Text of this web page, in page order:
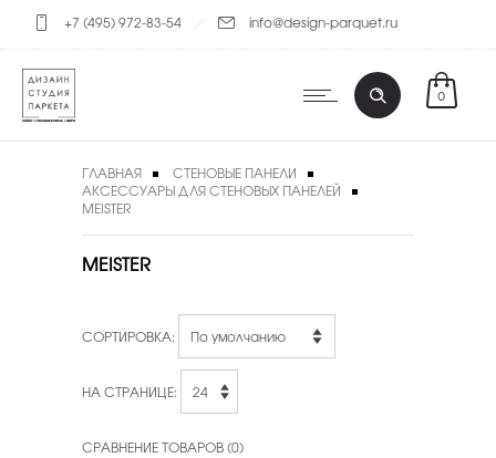
+7 (495) 972-83-54 info@design-parquet.ru
0
ГЛАВНАЯ
СТЕНОВЫЕ ПАНЕЛИ
АКСЕССУАРЫ ДЛЯ СТЕНОВЫХ ПАНЕЛЕЙ
MEISTER
MEISTER
СОРТИРОВКА:
НА СТРАНИЦЕ:
СРАВНЕНИЕ ТОВАРОВ (0)